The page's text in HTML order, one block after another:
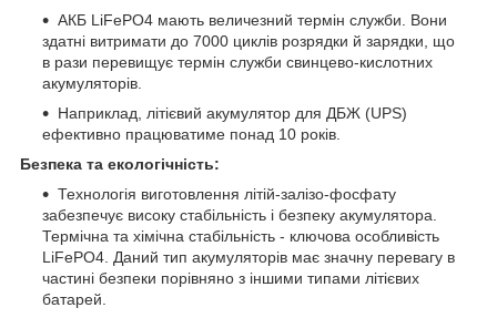
АКБ LiFePO4 мають величезний термін служби. Вони
здатні витримати до 7000 циклів розрядки й зарядки, що
в рази перевищує термін служби свинцево-кислотних
акумуляторів.
Наприклад, літієвий акумулятор для ДБЖ (UPS)
ефективно працюватиме понад 10 років.
Безпека та екологічність:
Технологія виготовлення літій-залізо-фосфату
забезпечує високу стабільність і безпеку акумулятора.
Термічна та хімічна стабільність - ключова особливість
LiFePO4. Даний тип акумуляторів має значну перевагу в
частині безпеки порівняно з іншими типами літієвих
батарей.